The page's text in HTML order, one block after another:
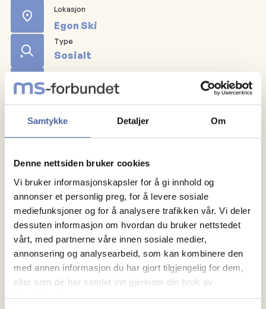
Samtykke Detaljer Om
Denne nettsiden bruker cookies
Vi bruker informasjonskapsler for å gi innhold og
annonser et personlig preg, for å levere sosiale
mediefunksjoner og for å analysere trafikken vår. Vi deler
dessuten informasjon om hvordan du bruker nettstedet
vårt, med partnerne våre innen sosiale medier,
annonsering og analysearbeid, som kan kombinere den
med annen informasjon du har gjort tilgjengelig for dem,
eller som de har samlet inn gjennom din bruk av
Lokasjon
Egon Ski
Type
Sosialt
Dato
04.08.2026kl.
Arrangør
Follo MS-forening
Om MS
Om MS